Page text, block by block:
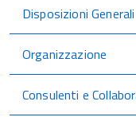
Disposizioni Generali
Organizzazione
Consulenti e